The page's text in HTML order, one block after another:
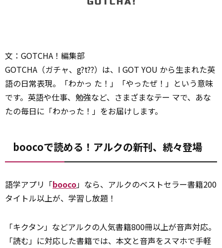
文：GOTCHA！編集部
GOTCHA（ガチャ、g?t??）は、I GOT YOU から生まれた英
語の日常表現。「わかっ た！」「やったぜ！」という意味
です。英語や仕事、勉強など、さまざまなテー マで、あな
たの毎日に「わかった！」をお届けします。
boocoで読める！アルクの新刊、続々登場
語学アプリ「booco」なら、アルクのベストセラー書籍200
タイトル以上が、学習し放題！
「キクタン」などアルクの人気書籍800冊以上が音声対応。
「読む」に対応した書籍では、本文と音声をスマホで手軽